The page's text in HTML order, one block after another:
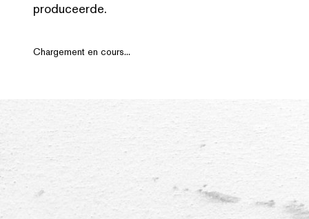
produceerde.
Chargement en cours...